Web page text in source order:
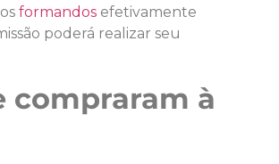
formandos efetivamente
poderá realizar seu
compraram à